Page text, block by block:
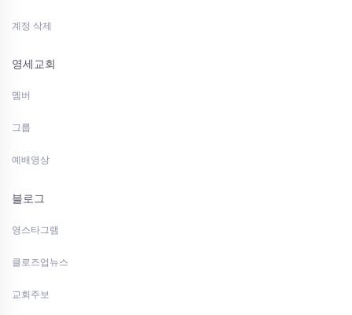
계정 삭제
영세교회
멤버
그룹
예배영상
블로그
영스타그램
클로즈업뉴스
교회주보